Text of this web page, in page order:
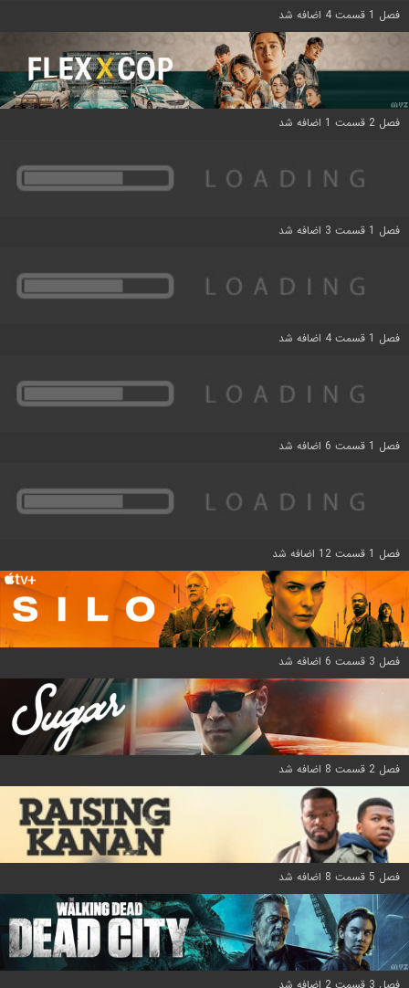
فصل 1 قسمت 4 اضافه شد
فصل 2 قسمت 1 اضافه شد
فصل 1 قسمت 3 اضافه شد
فصل 1 قسمت 4 اضافه شد
فصل 1 قسمت 6 اضافه شد
فصل 1 قسمت 12 اضافه شد
فصل 3 قسمت 6 اضافه شد
فصل 2 قسمت 8 اضافه شد
فصل 5 قسمت 8 اضافه شد